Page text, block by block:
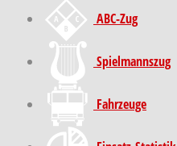
ABC-Zug
Spielmannszug
Fahrzeuge